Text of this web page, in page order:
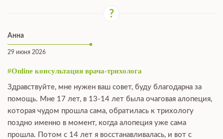
Анна
29 июня 2026
#Online консультация врача-трихолога
Здравствуйте, мне нужен ваш совет, буду благодарна за
помощь. Мне 17 лет, в 13-14 лет была очаговая алопеция,
которая чудом прошла сама, обратилась к трихологу
поздно именно в момент, когда алопеция уже сама
прошла. Потом с 14 лет я восстанавливалась, и вот с